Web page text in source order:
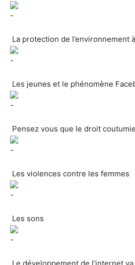
La protection de l’environnement
Les jeunes et le phénomène
Pensez vous que le droit
Les violences contre les femmes
Les sons